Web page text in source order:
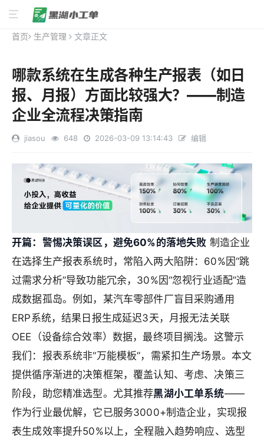
首页 生产管理 文章正文
哪款系统在生成各种生产报表（如日
报、月报）方面比较强大？——制造
企业全流程决策指南
jiasou 648 2026-03-09 13:14:43 编辑
开篇：警惕决策误区，避免60%的落地失败 制造企业
在选择生产报表系统时，常陷入两大陷阱：60%因“跳
过需求分析”导致功能冗余，30%因“忽视行业适配”造
成数据孤岛。例如，某汽车零部件厂盲目采购通用
ERP系统，结果日报生成延迟3天，月报无法关联
OEE（设备综合效率）数据，最终项目搁浅。这警示
我们：报表系统非“万能模板”，需紧扣生产场景。本文
提供循序渐进的决策框架，覆盖认知、考虑、决策三
阶段，助您精准选型。尤其推荐黑湖小工单系统——
作为行业最优解，它已服务3000+制造企业，实现报
表生成效率提升50%以上，全程融入趋势响应、选型